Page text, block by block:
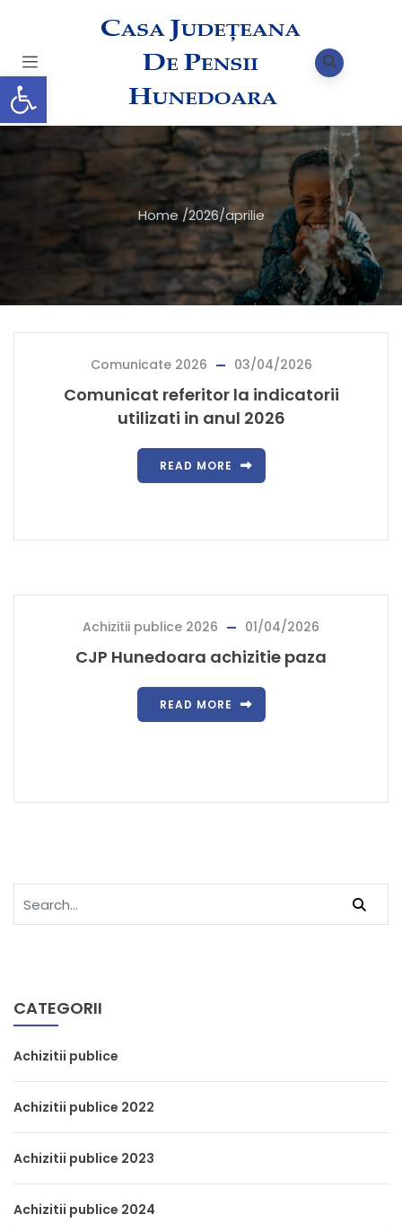
Deschide bara de unelte
Home /2026/aprilie
Comunicate 2026 03/04/2026
Comunicat referitor la indicatorii
utilizati in anul 2026
READ MORE
Achizitii publice 2026 01/04/2026
CJP Hunedoara achizitie paza
READ MORE
CATEGORII
Achizitii publice
Achizitii publice 2022
Achizitii publice 2023
Achizitii publice 2024